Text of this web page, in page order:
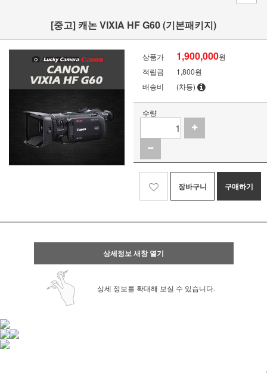
[중고] 캐논 VIXIA HF G60 (기본패키지)
상품가 1,900,000원
적립금
1,800원
배송비
(차등)
수량
장바구니 구매하기
상세정보 새창 열기
상세 정보를 확대해 보실 수 있습니다.